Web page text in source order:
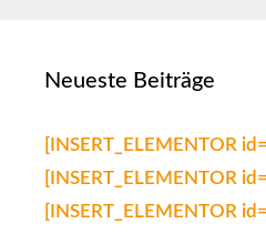
Neueste Beiträge
[INSERT_ELEMENTOR
[INSERT_ELEMENTOR
[INSERT_ELEMENTOR